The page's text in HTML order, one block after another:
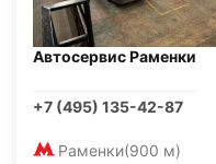
Автосервис Раменки
+7 (495) 135-42-87
Раменки(900 м)